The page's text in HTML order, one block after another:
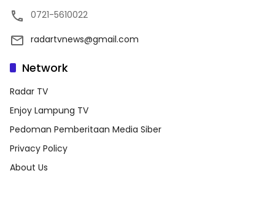
0721-5610022
radartvnews@gmail.com
Network
Radar TV
Enjoy Lampung TV
Pedoman Pemberitaan Media Siber
Privacy Policy
About Us